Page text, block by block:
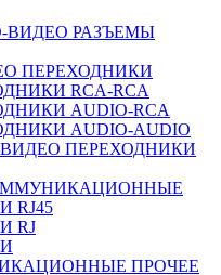
ВИДЕО РАЗЪЕМЫ
ПЕРЕХОДНИКИ
RCA-RCA
AUDIO-RCA
AUDIO-AUDIO
ВИДЕО ПЕРЕХОДНИКИ
RJ45
RJ
ПРОЧЕЕ